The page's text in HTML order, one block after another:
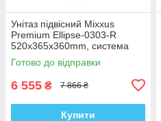
Унітаз підвісний Mixxus
Premium Ellipse-0303-R
520x365x360mm, система
змиву Rimless (MP6463)
Готово до відправки
6 555 ₴ 7 866 ₴
Купити